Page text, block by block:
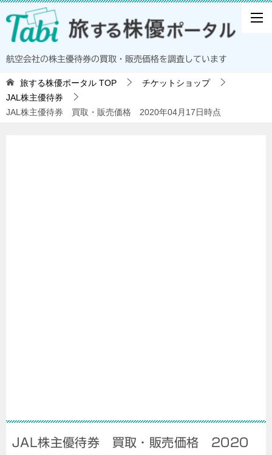
航空会社の株主優待券の買取・販売価格を調査しています
旅する株優ポータル TOP
チケットショップ
JAL株主優待券
JAL株主優待券 買取・販売価格 2020年04月17日時点
JAL株主優待券 買取・販売価格 2020